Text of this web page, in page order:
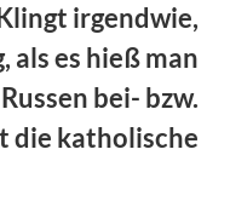
irgendwie,
als es hieß man
bei- bzw.
die katholische